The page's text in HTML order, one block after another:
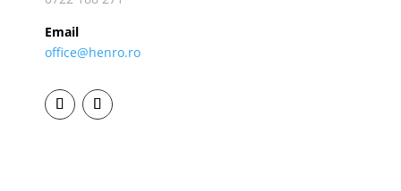
Email
office@henro.ro